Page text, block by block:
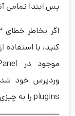
پس ابتدا تمامی
plugins را به چیزی مثل plugins-old تغییر دهید.